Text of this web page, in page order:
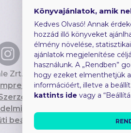
Gyerekkönyvek
Heti toplista
Ajándékutalvány
Blog
Zrt. Minden jog fenntartva.
Feltételek
Tájékoztató
beállítások
Könyvajánlatok, amik
Kedves Olvasó! Annak
hozzád illő könyveket
élmény növelése,
ajánlatok megjelenítése
használunk. A „Rendben”
hogy ezeket elmenthetjük
információért, illetve a
kattints ide vagy a